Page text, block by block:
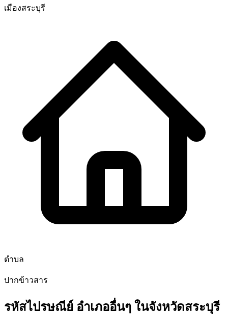
เมืองสระบุรี
ตำบล
ปากข้าวสาร
รหัสไปรษณีย์ อำเภออื่นๆ ในจังหวัดสระบุรี